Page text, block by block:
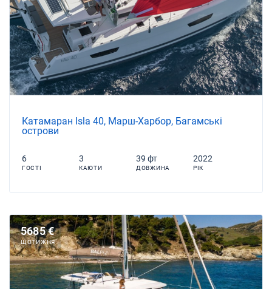
Катамаран Isla 40, Марш-Харбор, Багамські
острови
6
ГОСТІ
3
КАЮТИ
39 фт
ДОВЖИНА
2022
РІК
5685 €
ЩОТИЖНЯ